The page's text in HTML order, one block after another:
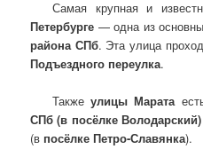
Самая крупная и
Петербурге — одна из
района СПб. Эта улица
Подъездного переулка.
Такжеулицы Марата
СПб (в посёлке Володарский)
(в посёлке Петро-Славянка).